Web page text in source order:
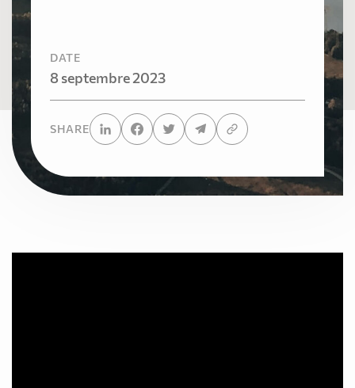
DATE
8 septembre 2023
SHARE